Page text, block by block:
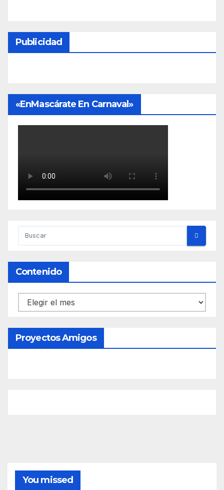
Publicidad
«EnMascárate En Carnaval»
Contenido
Contenido
Proyectos Amigos
You missed